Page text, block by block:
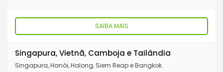
SAIBA MAIS
Singapura, Vietnã, Camboja e Tailândia
Singapura, Hanói, Halong, Siem Reap e Bangkok.